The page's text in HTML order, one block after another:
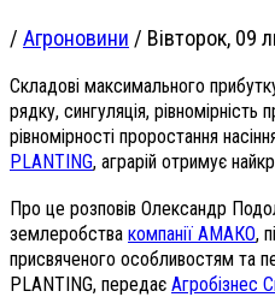
/ Агроновини / Вівторок, 09
Складові максимального
рядку, сингуляція, рівномірність
рівномірності проростання
PLANTING, аграрій отримує
Про це розповів Олександр
землеробства компанії АМАКО,
присвяченого особливостям та
PLANTING, передає Агробізнес